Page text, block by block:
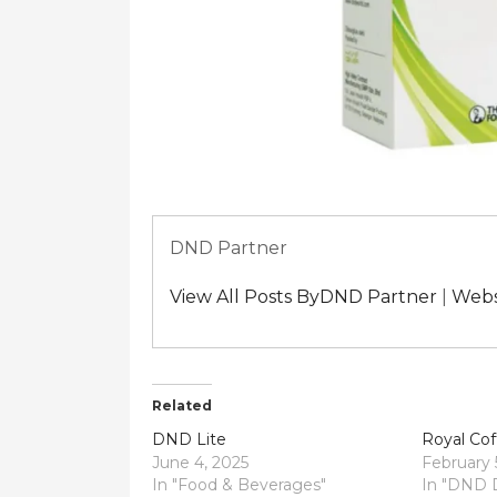
DND Partner
View All Posts ByDND Partner
Related
DND Lite
June 4, 2025
In "Food & Beverages"
Royal
February
In "DND